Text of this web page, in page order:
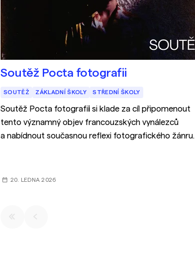
Soutěž Pocta fotografii
SOUTĚŽ ZÁKLADNÍ ŠKOLY STŘEDNÍ ŠKOLY
Soutěž Pocta fotografii si klade za cíl připomenout
tento významný objev francouzských vynálezců
a nabídnout současnou reflexi fotografického žánru
20. LEDNA 2026